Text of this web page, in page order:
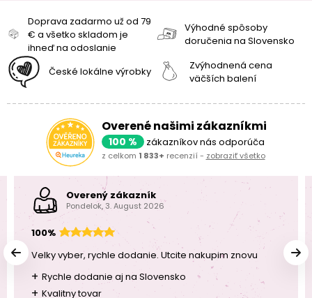
Doprava zadarmo už od 79
€ a všetko skladom je
ihneď na odoslanie
Výhodné spôsoby
doručenia na Slovensko
České lokálne výrobky
Zvýhodnená cena
väčších balení
Overené našimi zákazníkmi
100 % zákazníkov nás odporúča
z celkom 1 833+ recenzií - zobraziť všetko
Overený zákazník
Pondelok, 3. August 2026
100%
Velky vyber, rychle dodanie. Utcite nakupim znovu
+ Rychle dodanie aj na Slovensko
+ Kvalitny tovar